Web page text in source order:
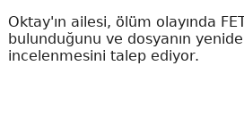
Oktay'ın ailesi, ölüm olayında
bulunduğunu ve dosyanın
incelenmesini talep ediyor.